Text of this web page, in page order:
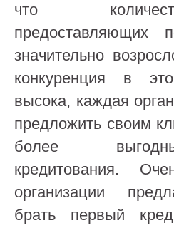
что
предоставляющих
значительно
конкуренция в
высока, каждая
предложить своим
более
кредитования.
организации
брать первый